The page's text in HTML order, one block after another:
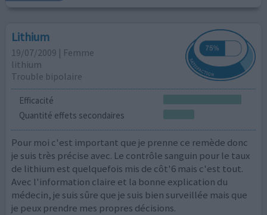
Lithium
19/07/2009 | Femme
lithium
Trouble bipolaire
Efficacité
Quantité effets secondaires
Pour moi c'est important que je prenne ce remède donc
je suis très précise avec. Le contrôle sanguin pour le taux
de lithium est quelquefois mis de côt'6 mais c'est tout.
Avec l'information claire et la bonne explication du
médecin, je suis sûre que je suis bien surveillée mais que
je peux prendre mes propres décisions.